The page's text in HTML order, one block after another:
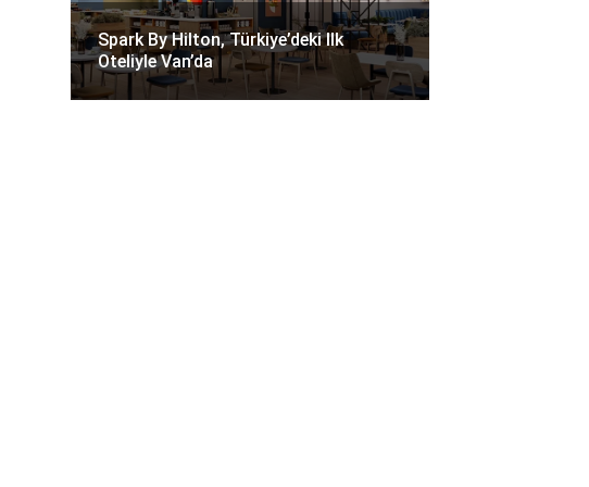
Spark By Hilton, Türkiye’deki Ilk
Oteliyle Van’da